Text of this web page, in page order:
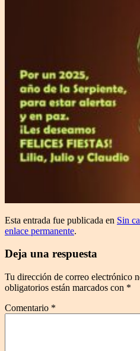
Esta entrada fue publicada en Sin
enlace permanente.
Deja una respuesta
Tu dirección de correo electrónico
obligatorios están marcados con *
Comentario *